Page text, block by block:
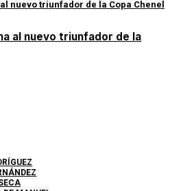
al nuevo triunfador de la